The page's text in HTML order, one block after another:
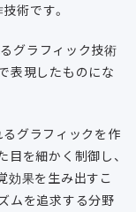
術です。
るグラフィック技術
表現したものにな
るグラフィックを作
目を細かく制御し、
効果を生み出すこ
ムを追求する分野